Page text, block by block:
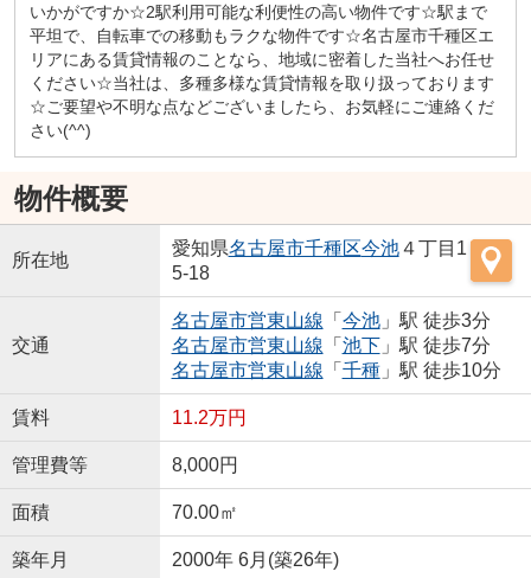
いかがですか☆2駅利用可能な利便性の高い物件です☆駅まで
平坦で、自転車での移動もラクな物件です☆名古屋市千種区エ
リアにある賃貸情報のことなら、地域に密着した当社へお任せ
ください☆当社は、多種多様な賃貸情報を取り扱っております
☆ご要望や不明な点などございましたら、お気軽にご連絡くだ
さい(^^)
物件概要
所在地
愛知県名古屋市千種区今池４丁目1
5-18
交通
名古屋市営東山線 「 今池」駅 徒歩3分
名古屋市営東山線 「 池下」駅 徒歩7分
名古屋市営東山線 「 千種」駅 徒歩10分
賃料 11.2万円
管理費等 8,000円
面積 70.00㎡
築年月 2000年 6月(築26年)